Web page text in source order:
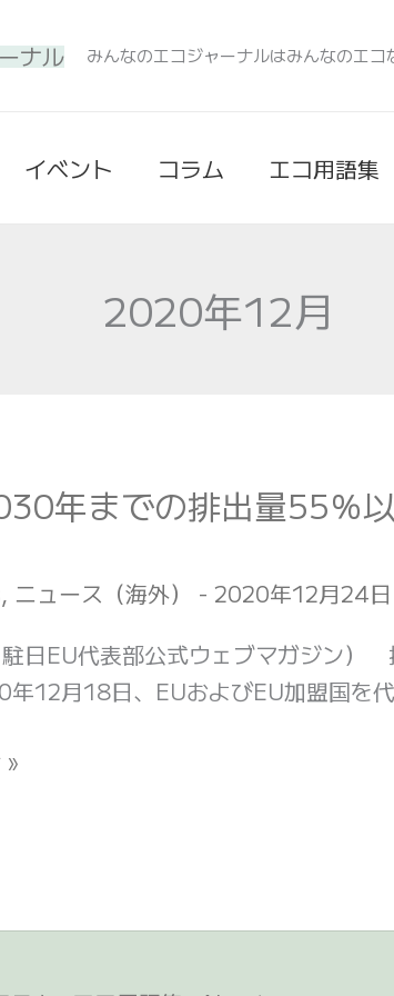
みんなのエコジャーナルはみんなのエ
イベント コラム エコ用語集
2020年12月
年までの排出量55％
, ニュース（海外） - 2020年12月24日
日EU代表部公式ウェブマガジン
年12月18日、EUおよびEU加盟国